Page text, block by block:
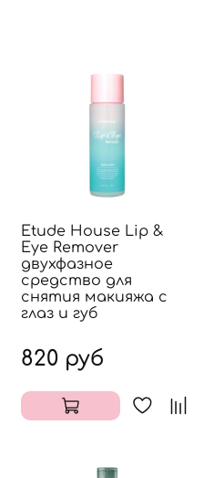
Etude House Lip &
Eye Remover
двухфазное
средство для
снятия макияжа с
глаз и губ
820 руб